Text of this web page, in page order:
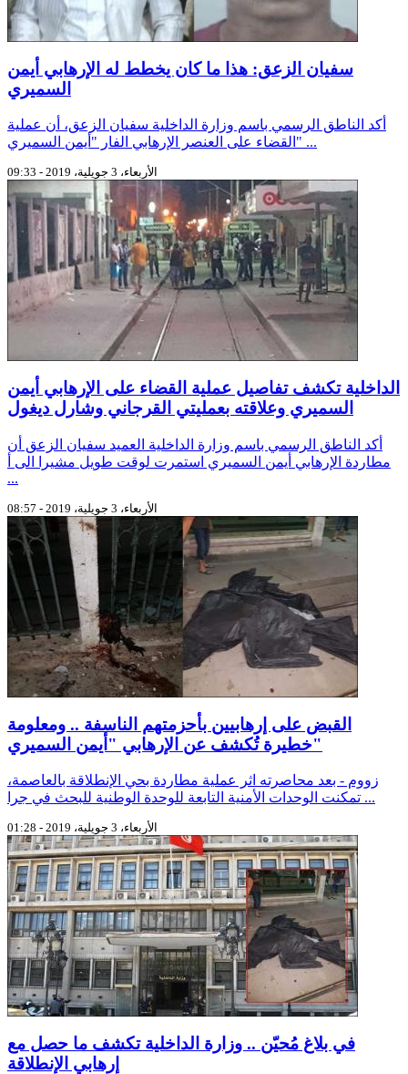
سفيان الزعق: هذا ما كان يخطط له الإرهابي أيمن
السميري
أكد الناطق الرسمي باسم وزارة الداخلية سفيان الزعق، أن عملية
القضاء على العنصر الإرهابي الفار "أيمن السميري" ...
الأربعاء، 3 جويلية، 2019 - 09:33
الداخلية تكشف تفاصيل عملية القضاء على الإرهابي أيمن
السميري وعلاقته بعمليتي القرجاني وشارل ديغول
أكد الناطق الرسمي باسم وزارة الداخلية العميد سفيان الزعق أن
مطاردة الإرهابي أيمن السميري استمرت لوقت طويل مشيرا الى أ
...
الأربعاء، 3 جويلية، 2019 - 08:57
القبض على إرهابيين بأحزمتهم الناسفة .. ومعلومة
خطيرة تُكشف عن الإرهابي "أيمن السميري"
زووم - بعد محاصرته اثر عملية مطاردة بحي الإنطلاقة بالعاصمة،
تمكنت الوحدات الأمنية التابعة للوحدة الوطنية للبحث في جرا ...
الأربعاء، 3 جويلية، 2019 - 01:28
في بلاغ مُحيّن .. وزارة الداخلية تكشف ما حصل مع
إرهابي الإنطلاقة